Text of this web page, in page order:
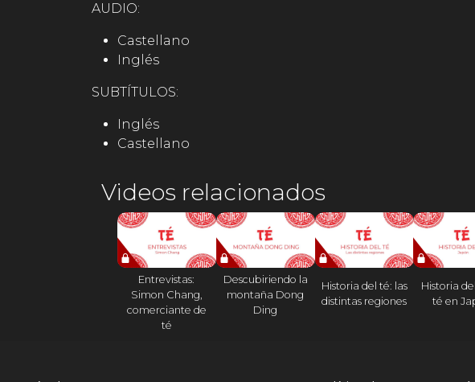
AUDIO:
Castellano
Inglés
SUBTÍTULOS:
Inglés
Castellano
Videos relacionados
Entrevistas:
Simon Chang,
comerciante de
té
Descubiriendo la
montaña Dong
Ding
Historia del té: las
distintas regiones
Historia
té en